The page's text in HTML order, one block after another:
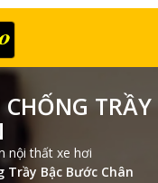
CHỐNG TRẦY
nội thất xe hơi
Trầy Bậc Bước Chân